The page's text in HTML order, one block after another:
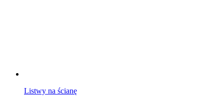
Listwy na ścianę